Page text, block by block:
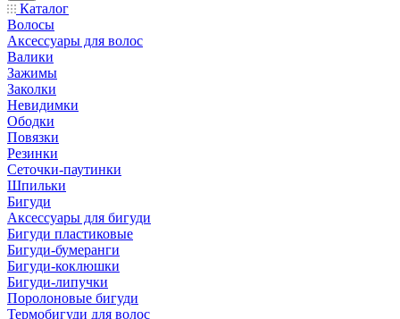
Каталог
Волосы
Аксессуары для волос
Валики
Зажимы
Заколки
Невидимки
Ободки
Повязки
Резинки
Сеточки-паутинки
Шпильки
Бигуди
Аксессуары для бигуди
Бигуди пластиковые
Бигуди-бумеранги
Бигуди-коклюшки
Бигуди-липучки
Поролоновые бигуди
Термобигуди для волос